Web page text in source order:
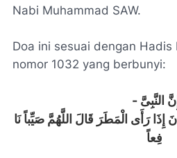
Nabi Muhammad SAW.
Doa ini sesuai dengan Hadis
nomor 1032 yang berbunyi:
النَّبِىَّ -
إِذَا رَأَى الْمَطَرَ قَالَ اللَّهُمَّ صَيِّباً نَا